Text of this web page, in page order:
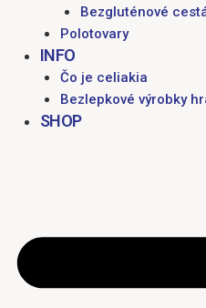
Bezgluténové
Polotovary
INFO
Čo je celiakia
Bezlepkové výrobky
SHOP